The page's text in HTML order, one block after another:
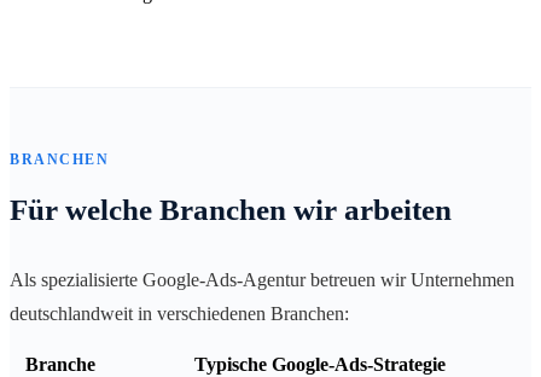
BRANCHEN
Für welche Branchen wir arbeiten
Als spezialisierte Google-Ads-Agentur betreuen wir Unternehmen
deutschlandweit in verschiedenen Branchen:
Branche
Typische Google-Ads-Strategie